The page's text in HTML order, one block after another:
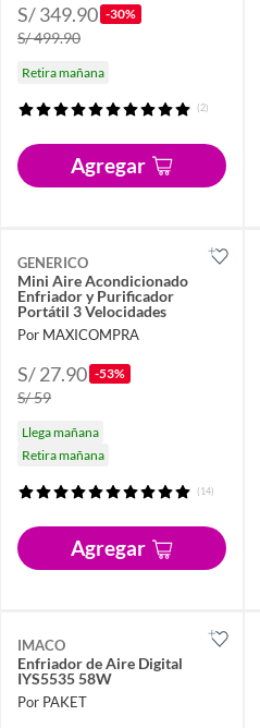
S/ 349.90 -30%
S/ 499.90
Retira mañana
(2)
Agregar
GENERICO
Mini Aire Acondicionado
Enfriador y Purificador
Portátil 3 Velocidades
Por MAXICOMPRA
S/ 27.90 -53%
S/ 59
Llega mañana
Retira mañana
(14)
Agregar
IMACO
Enfriador de Aire Digital
IYS5535 58W
Por PAKET